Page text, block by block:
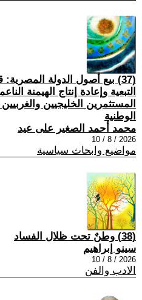
(37) بيع أصول الدولة
التبعية وإعادة إنتاج الهيمنة
المستثمرين الخليجيين
الوطنية
محمد أحمد الصغير على عيد
2026 / 8 / 10
مواضيع وابحاث سياسية
(38) وطنٌ تحت ظلال الفساد
سينو إبراهيم
2026 / 8 / 10
الادب والفن